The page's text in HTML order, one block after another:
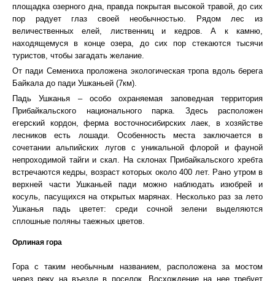
площадка озерного дна, правда покрытая высокой травой, до сих
пор радует глаз своей необычностью. Рядом лес из
величественных елей, лиственниц и кедров. А к камню,
находящемуся в конце озера, до сих пор стекаются тысячи
туристов, чтобы загадать желание.
От пади Семениха проложена экологическая тропа вдоль берега
Байкала до пади Ушканьей (7км).
Падь Ушканья – особо охраняемая заповедная территория
Прибайкальского национального парка. Здесь расположен
егерский кордон, ферма восточносибирских лаек, в хозяйстве
лесников есть лошади. Особенность места заключается в
сочетании альпийских лугов с уникальной флорой и фауной
непроходимой тайги и скал. На склонах Прибайкальского хребта
встречаются кедры, возраст которых около 400 лет. Рано утром в
верхней части Ушканьей пади можно наблюдать изюбрей и
косуль, пасущихся на открытых марянах. Несколько раз за лето
Ушканья падь цветет: среди сочной зелени выделяются
сплошные поляны таежных цветов.
Орлиная гора
Гора с таким необычным названием, расположена за мостом
через реку на въезде в поселок. Восхождение на нее требует